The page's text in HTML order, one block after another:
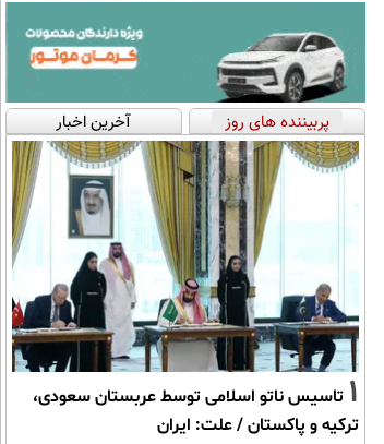
پربیننده های روز آخرین اخبار
1 تاسیس ناتو اسلامی توسط عربستان سعودی،
ترکیه و پاکستان / علت: ایران